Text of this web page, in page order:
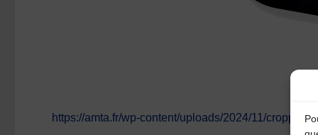
https://amta.fr/wp-content/uploads/2024/11/